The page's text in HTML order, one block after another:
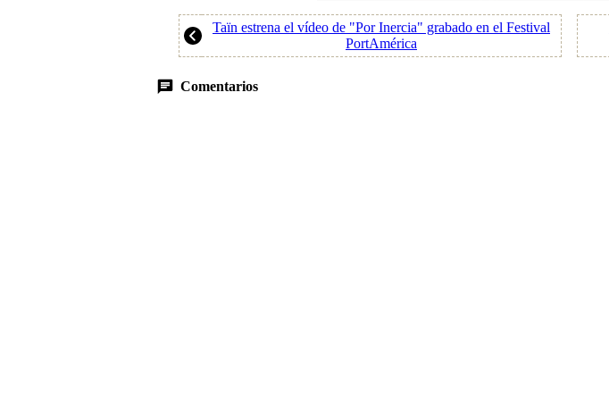
Taïn estrena el vídeo de "Por Inercia" grabado en el Festival
PortAmérica
Comentarios